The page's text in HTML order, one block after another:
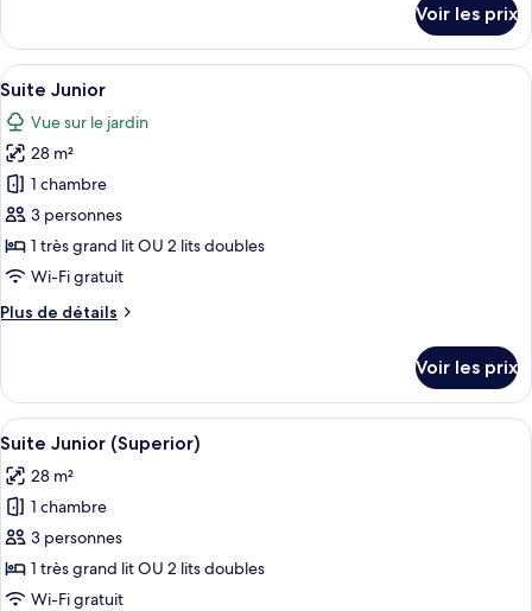
(Superior)
le
type
de
Suite
Junior
(Superior)
Voir les prix
Afficher
toutes
les
photos
pour
ce
type
de
chambre :
Suite
Un lit à baldaquin avec des tables de
9
Suite Junior
Vue sur le jardin
28 m²
1 chambre
3 personnes
1 très grand lit OU 2 lits doubles
Wi-Fi gratuit
Plus de détails
Plus
le
type
de
Suite
Junior
Voir les prix
Afficher
toutes
les
photos
pour
ce
type
Un lit à baldaquin, une télévision,
9
Suite Junior (Superior)
28 m²
1 chambre
3 personnes
1 très grand lit OU 2 lits doubles
Wi-Fi gratuit